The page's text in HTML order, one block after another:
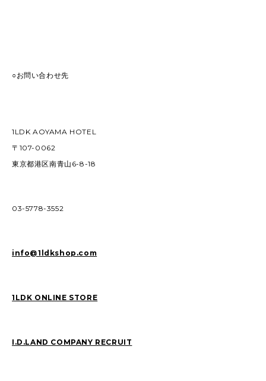
○お問い合わせ先
1LDK AOYAMA HOTEL
〒107-0062
東京都港区南青山6-8-18
03-5778-3552
info@1ldkshop.com
1LDK ONLINE STORE
I.D.LAND COMPANY RECRUIT